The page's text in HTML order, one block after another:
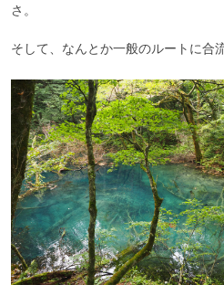
さ。
そして、なんとか一般のルートに合